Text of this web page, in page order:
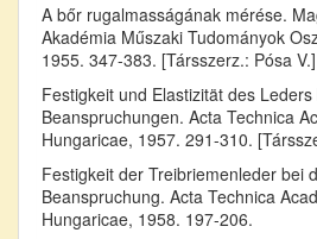
A bőr rugalmasságának mérése.
Akadémia Műszaki Tudományok
1955. 347-383. [Társszerz.: Pósa V.]
Festigkeit und Elastizität des
Beanspruchungen. Acta Technica
Hungaricae, 1957. 291-310.
Festigkeit der Treibriemenleder bei
Beanspruchung. Acta Technica
Hungaricae, 1958. 197-206.